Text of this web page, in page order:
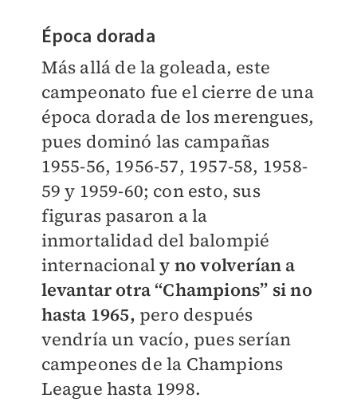
Época dorada
Más allá de la goleada, este
campeonato fue el cierre de una
época dorada de los merengues,
pues dominó las campañas
1955-56, 1956-57, 1957-58, 1958-
59 y 1959-60; con esto, sus
figuras pasaron a la
inmortalidad del balompié
internacionaly no volverían a
levantar otra “Champions” si no
hasta 1965, pero después
vendría un vacío, pues serían
campeones de la Champions
League hasta 1998.